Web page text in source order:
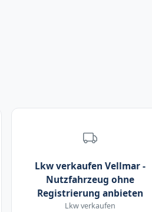
Lkw verkaufen Vellmar -
Nutzfahrzeug ohne
Registrierung anbieten
Lkw verkaufen